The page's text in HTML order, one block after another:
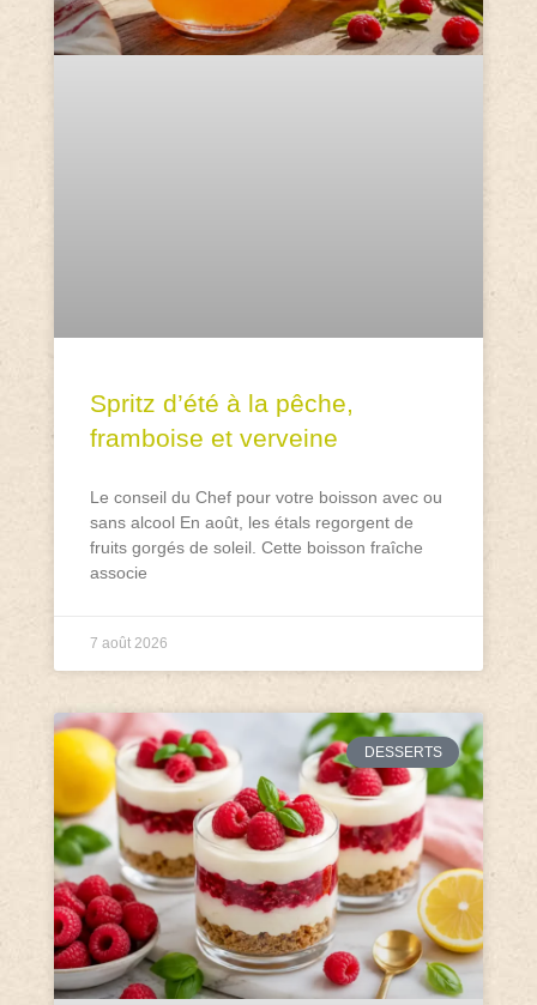
Spritz d’été à la pêche,
framboise et verveine
Le conseil du Chef pour votre boisson avec ou
sans alcool En août, les étals regorgent de
fruits gorgés de soleil. Cette boisson fraîche
associe
7 août 2026
DESSERTS